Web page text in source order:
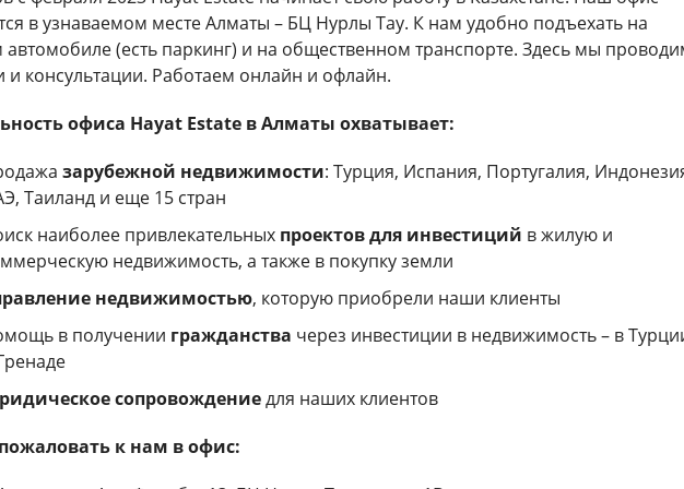
в узнаваемом месте Алматы – БЦ Нурлы Тау. К нам удобно подъехать на
(есть паркинг) и на общественном транспорте. Здесь мы
и консультации. Работаем онлайн и офлайн.
офиса Hayat Estate в Алматы охватывает:
зарубежной недвижимости: Турция, Испания, Португалия,
Таиланд и еще 15 стран
наиболее привлекательных проектов для инвестиций в жилую и
недвижимость, а также в покупку земли
недвижимостью, которую приобрели наши клиенты
в получении гражданства через инвестиции в недвижимость – в
сопровождениедля наших клиентов
к нам в офис: